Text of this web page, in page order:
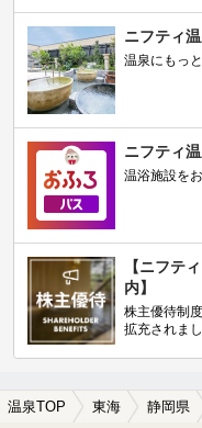
ニフティ
温泉にもっ
ニフティ
温浴施設を
【ニフテ
内】
株主優待制
拡充されまし
温泉TOP 東海 静岡県